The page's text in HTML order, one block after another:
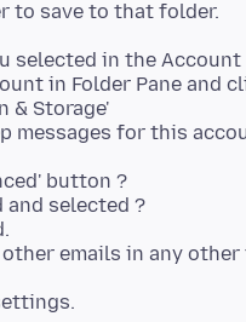
selected in the
in Folder Pane and
& Storage'
button ?
selected ?
emails in any